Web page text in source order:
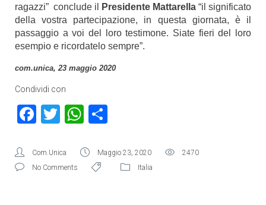
ragazzi” conclude il
Presidente Mattarella “il significato
della vostra partecipazione, in questa giornata, è il
passaggio a voi del loro testimone. Siate fieri del loro
esempio e ricordatelo sempre”.
com.unica, 23 maggio 2020
Condividi con
Facebook
TwitterWhatsApp
Com.Unica Maggio 23, 2020
2470
No Comments
Italia